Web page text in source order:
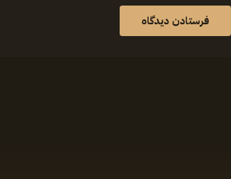
فرستادن دیدگاه